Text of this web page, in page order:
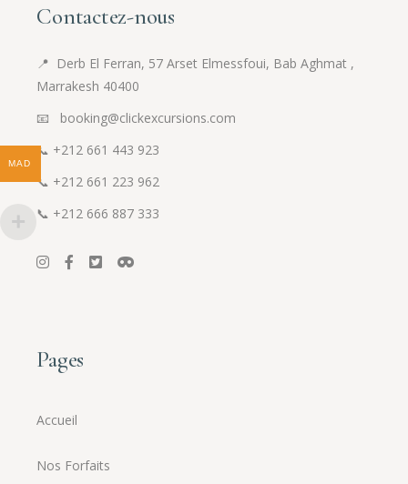
Contactez-nous
📍 Derb El Ferran, 57 Arset Elmessfoui, Bab Aghmat ,
Marrakesh 40400
📧 booking@clickexcursions.com
📞 +212 661 443 923
📞 +212 661 223 962
📞 +212 666 887 333
Pages
Accueil
Nos Forfaits
MAD